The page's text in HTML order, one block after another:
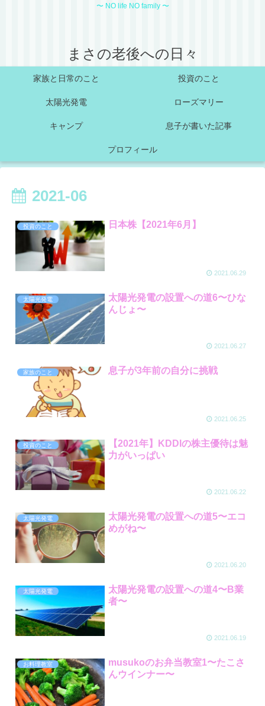
〜 NO life NO family 〜
まさの老後への日々
家族と日常のこと 投資のこと
太陽光発電 ローズマリー
キャンプ 息子が書いた記事
プロフィール
2021-06
投資のこと 日本株【2021年6月】
2021.06.29
太陽光発電
太陽光発電の設置への道6〜ひな
んじょ〜
2021.06.27
家族のこと 息子が3年前の自分に挑戦
2021.06.25
投資のこと
【2021年】KDDIの株主優待は魅
力がいっぱい
2021.06.22
太陽光発電
太陽光発電の設置への道5〜エコ
めがね〜
2021.06.20
太陽光発電
太陽光発電の設置への道4〜B業
者〜
2021.06.19
お料理教室
musukoのお弁当教室1〜たこさ
んウインナー〜